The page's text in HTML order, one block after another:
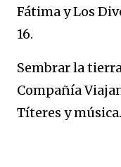
Fátima y Los
16.
Sembrar la
Compañía
Títeres y música.